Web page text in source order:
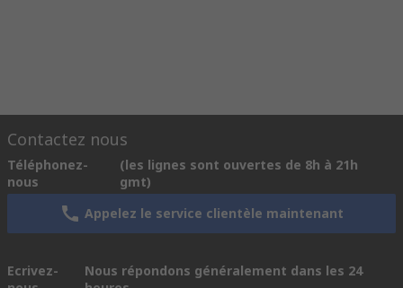
Contactez nous
Téléphonez-
nous
(les lignes sont ouvertes de 8h à 21h
gmt)
Appelez le service clientèle maintenant
Ecrivez-
Nous répondons généralement dans les 24